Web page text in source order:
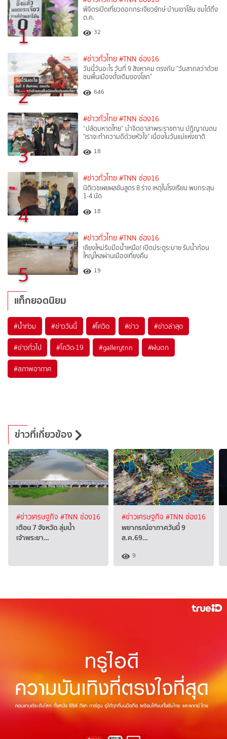
1
พิจิตรเปิดเที่ยวดอกกระเจียวยักษ์ บ้านเขาโล้น ชมได้ถึง
ต.ค.
32
2
#ข่าวทั่วไทย #TNN ช่อง16
วันนี้วันอะไร วันที่ 9 สิงหาคม ตรงกับ "วันสากลว่าด้วย
ชนพื้นเมืองดั้งเดิมของโลก"
646
3
#ข่าวทั่วไทย #TNN ช่อง16
“ปลัดมหาดไทย” นำจิตอาสาพระราชทาน ปฏิญาณตน
"เราจะทำความดีด้วยหัวใจ" เนื่องในวันแม่แห่งชาติ
18
4
#ข่าวทั่วไทย #TNN ช่อง16
นิติเวชเผยผลชันสูตร 8 ร่าง เหตุในโรงเรียน พบกระสุน
1-4 นัด
18
5
#ข่าวทั่วไทย #TNN ช่อง16
เชียงใหม่รับมือน้ำเหนือ! เปิดประตูระบาย รับน้ำก้อน
ใหญ่ไหลผ่านเมืองเที่ยงคืน
19
แท็กยอดนิยม
#น้ำท่วม #ข่าววันนี้ #โควิด #ข่าว #ข่าวล่าสุด
#ข่าวทั่วไป #โควิด-19 #gallerytnn #ฝนตก
#สภาพอากาศ
ข่าวที่เกี่ยวข้อง
#ข่าวเศรษฐกิจ #TNN ช่อง16
เตือน 7 จังหวัด ลุ่มน้ำ
เจ้าพระยา…
#ข่าวเศรษฐกิจ #TNN ช่อง16
พยากรณ์อากาศวันนี้ 9
ส.ค.69…
9